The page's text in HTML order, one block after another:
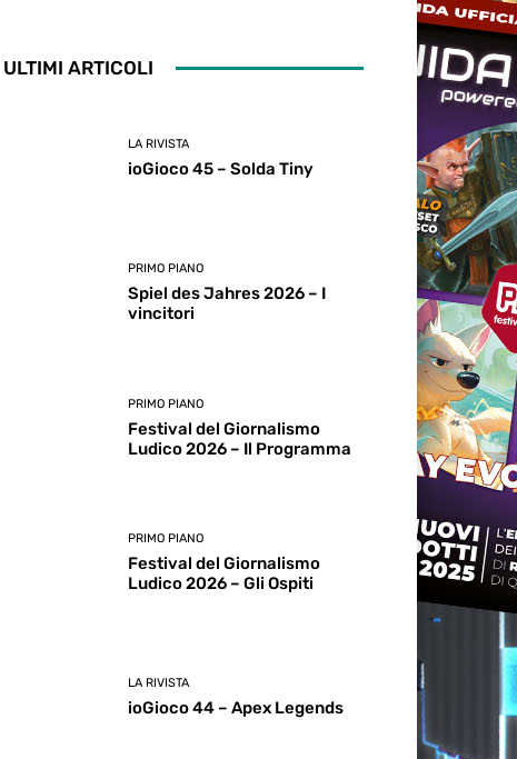
ULTIMI ARTICOLI
LA RIVISTA
ioGioco 45 – Solda Tiny
PRIMO PIANO
Spiel des Jahres 2026 – I
vincitori
PRIMO PIANO
Festival del Giornalismo
Ludico 2026 – Il Programma
PRIMO PIANO
Festival del Giornalismo
Ludico 2026 – Gli Ospiti
LA RIVISTA
ioGioco 44 – Apex Legends